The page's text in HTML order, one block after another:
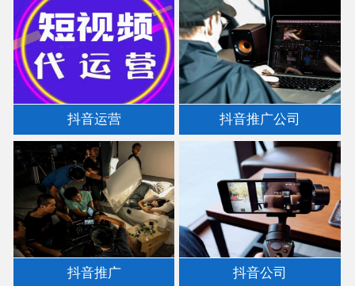
抖音运营 抖音推广公司
抖音推广 抖音公司